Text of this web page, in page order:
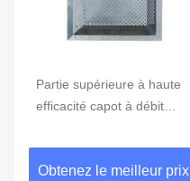
Partie supérieure à haute
efficacité capot à débit
d'alimentation en air 120V
salle blanche système de
Obtenez le meilleur prix